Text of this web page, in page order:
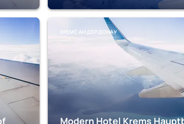
КРЕМС АН ДЕР ДОНАУ
Modern Hotel Krems